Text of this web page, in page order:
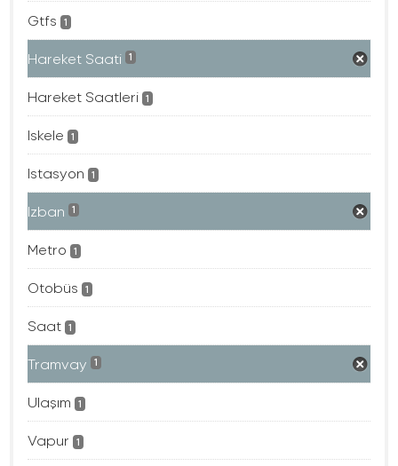
Gtfs 1
Hareket Saati 1
Hareket Saatleri 1
Iskele 1
Istasyon 1
Izban 1
Metro 1
Otobüs 1
Saat 1
Tramvay 1
Ulaşım 1
Vapur 1